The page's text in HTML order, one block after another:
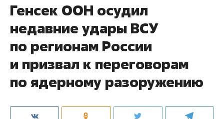
Генсек ООН осудил
недавние удары ВСУ
по регионам России
и призвал к переговорам
по ядерному разоружению